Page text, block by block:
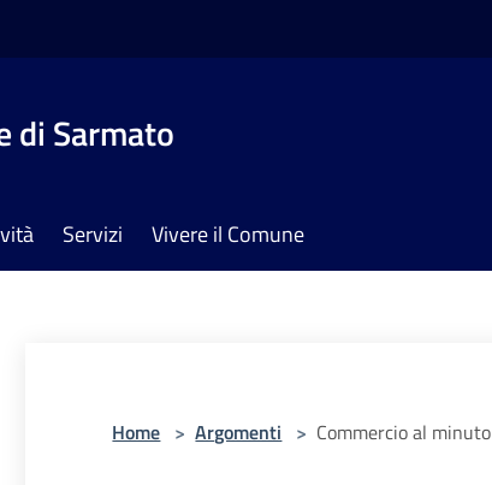
di Sarmato
Servizi Vivere il Comune
Home > Argomenti > Commercio al minuto